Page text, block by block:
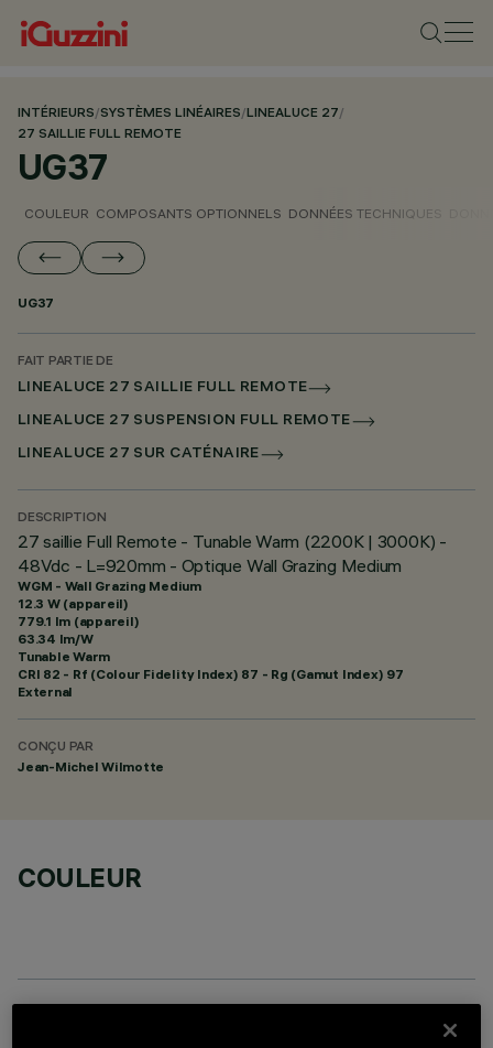
INTÉRIEURS/SYSTÈMES LINÉAIRES/LINEALUCE 27/
27 SAILLIE FULL REMOTE
UG37
COULEUR COMPOSANTS OPTIONNELS DONNÉES TECHNIQUES
UG37
FAIT PARTIE DE
LINEALUCE 27 SAILLIE FULL REMOTE
LINEALUCE 27 SUSPENSION FULL REMOTE
LINEALUCE 27 SUR CATÉNAIRE
DESCRIPTION
27 saillie Full Remote - Tunable Warm (2200K | 3000K) -
48Vdc - L=920mm - Optique Wall Grazing Medium
WGM - Wall Grazing Medium
12.3 W (appareil)
779.1 lm (appareil)
63.34 lm/W
Tunable Warm
CRI 82 - Rf (Colour Fidelity Index) 87 - Rg (Gamut Index) 97
External
CONÇU PAR
Jean-Michel Wilmotte
COULEUR